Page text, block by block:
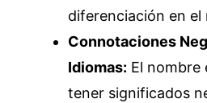
diferenciación en el
Connotaciones
Idiomas: El nombre
tener significados